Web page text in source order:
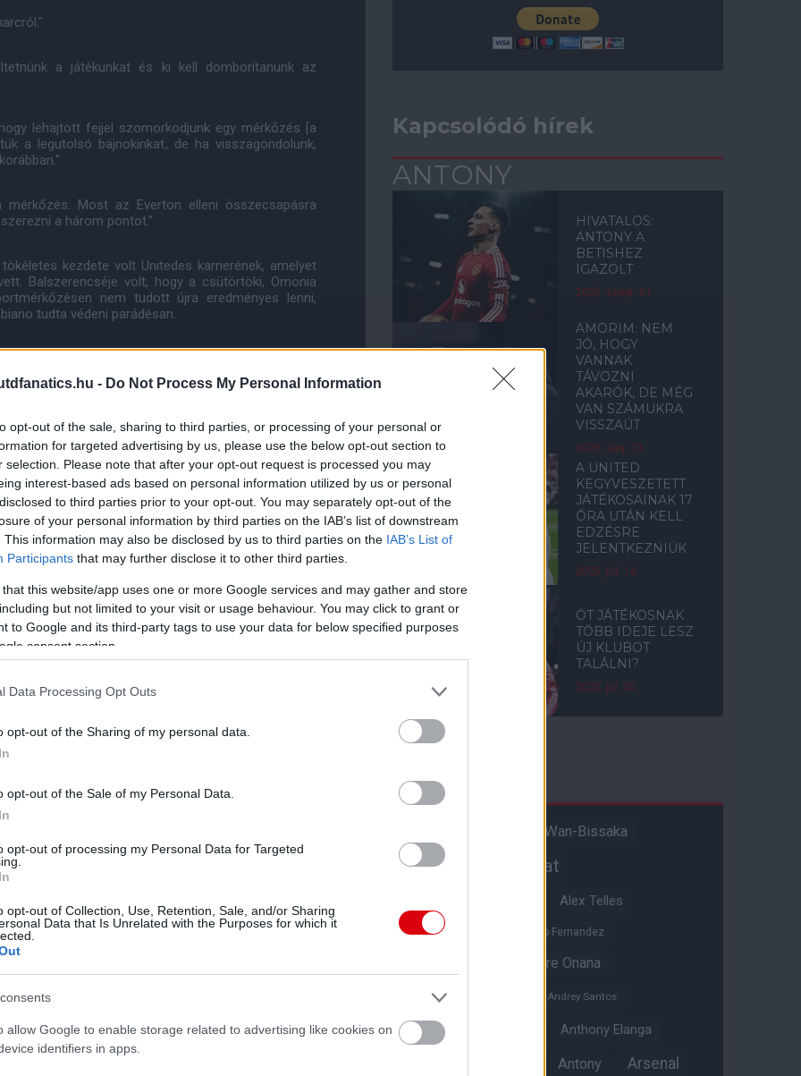
- Do Not Process My Personal Information
opt-out of the sale, sharing to third parties, or processing of your personal or
for targeted advertising by us, please use the below opt-out section to
selection. Please note that after your opt-out request is processed you may
interest-based ads based on personal information utilized by us or personal
to third parties prior to your opt-out. You may separately opt-out of the
of your personal information by third parties on the IAB’s list of downstream
This information may also be disclosed by us to third parties on the IAB’s List of
Participants that may further disclose it to other third parties.
that this website/app uses one or more Google services and may gather and store
but not limited to your visit or usage behaviour. You may click to grant or
to Google and its third-party tags to use your data for below specified purposes
consent section.
Data Processing Opt Outs
opt-out of the Sharing of my personal data.
opt-out of the Sale of my Personal Data.
opt-out of processing my Personal Data for Targeted
opt-out of Collection, Use, Retention, Sale, and/or Sharing
Data that Is Unrelated with the Purposes for which it
allow Google to enable storage related to advertising like cookies on
identifiers in apps.
a játékunkat és ki kell domborítanunk az
lehajtott fejjel szomorkodjunk egy mérkőzés [a
a legutolsó bajnokinkat, de ha visszagondolunk,
Most az Everton elleni összecsapásra
a három pontot."
kezdete volt Unitedes karrierének, amelyet
Balszerencséje volt, hogy a csütörtöki, Omonia
nem tudott újra eredményes lenni,
tudta védeni parádésan.
videót" - emlékezett vissza a dél-amerikai
gondolkodtam, hol nyílhatnak előttem üres
szeretnék játszani. A menedzser végül a
Láttam, hogy eljött az én időm és nagyon boldog
nap után az elején a pályán lehettem egy ilyen
Istennek köszönhetően pedig minden jól sült el,
felett a csapat győzelme volt."
munka és gyakorlás segíti őt abban, hogy még
ennek köszönhetőek."
hogy gólt szerzek vagy sem."
Kapcsolódó hírek
ANTONY
HIVATALOS:
ANTONY A
BETISHEZ
IGAZOLT
2025. szept. 01.
AMORIM: NEM
JÓ, HOGY
VANNAK
TÁVOZNI
AKARÓK, DE MÉG
VAN SZÁMUKRA
VISSZAÚT
2025. aug. 23.
A UNITED
KEGYVESZETETT
JÁTÉKOSAINAK 17
ÓRA UTÁN KELL
EDZÉSRE
JELENTKEZNIÜK
2025. júl. 14.
ÖT JÁTÉKOSNAK
TÖBB IDEJE LESZ
ÚJ KLUBOT
TALÁLNI?
2025. júl. 05.
Aaron Wan-Bissaka
Akadémiai csapat
Alex Telles
Altay Bayindir Alvaro Fernandez
Andre Onana
Andreas Pereira
Andrey Santos
Angol válogatott Anthony Elanga
Antony Arsenal